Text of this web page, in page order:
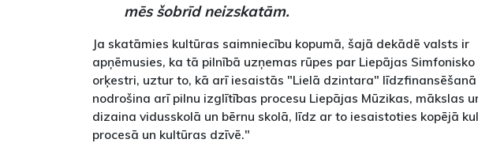
mēs šobrīd neizskatām.
Ja skatāmies kultūras saimniecību kopumā, šajā dekādē valsts ir
apņēmusies, ka tā pilnībā uzņemas rūpes par Liepājas Simfonisko
orķestri, uztur to, kā arī iesaistās "Lielā dzintara" līdzfinansēšanā
nodrošina arī pilnu izglītības procesu Liepājas Mūzikas, mākslas
dizaina vidusskolā un bērnu skolā, līdz ar to iesaistoties kopējā
procesā un kultūras dzīvē."